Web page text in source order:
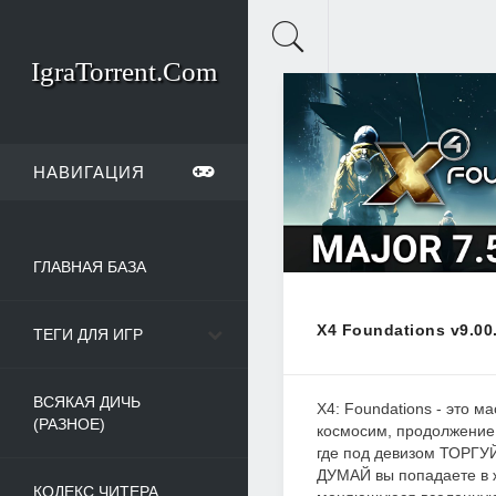
IgraTorrent.Com
НАВИГАЦИЯ
ГЛАВНАЯ БАЗА
ТЕГИ ДЛЯ ИГР
ВСЯКАЯ ДИЧЬ
(РАЗНОЕ)
КОДЕКС ЧИТЕРА
X4 Foundations
X4: Foundations - это
космосим,
где под девизом
ДУМАЙ вы попадаете в